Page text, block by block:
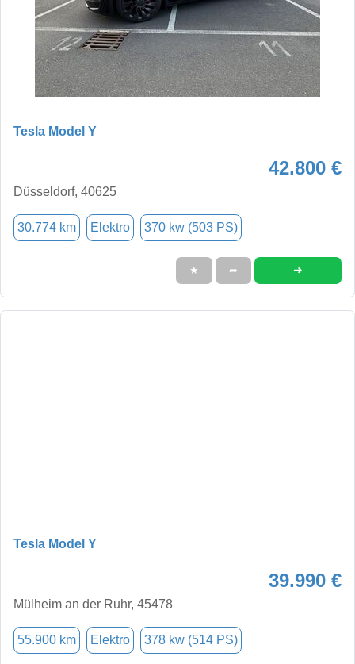
Tesla Model Y
42.800 €
Düsseldorf, 40625
30.774 km Elektro 370 kw (503 PS)
★ ➦ ➜
Tesla Model Y
39.990 €
Mülheim an der Ruhr, 45478
55.900 km Elektro 378 kw (514 PS)